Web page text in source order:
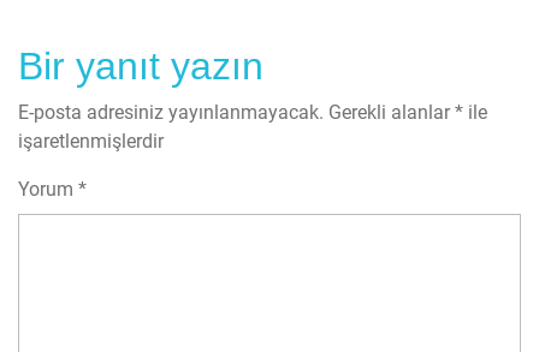
Bir yanıt yazın
E-posta adresiniz yayınlanmayacak. Gerekli alanlar* ile
işaretlenmişlerdir
Yorum *